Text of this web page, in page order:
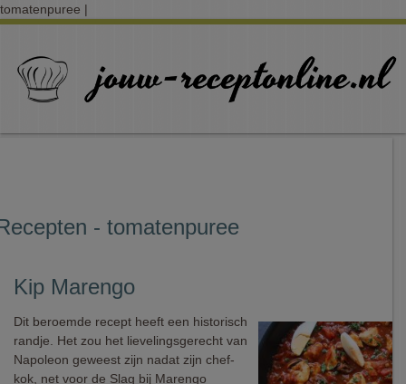
tomatenpuree |
- tomatenpuree
Kip Marengo
Dit beroemde recept heeft een historisch
randje. Het zou het lievelingsgerecht van
Napoleon geweest zijn nadat zijn chef-
kok, net voor de Slag bij Marengo